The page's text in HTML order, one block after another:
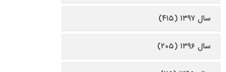
سال ۱۳۹۷ (۴۱۵)
سال ۱۳۹۶ (۲۰۵)